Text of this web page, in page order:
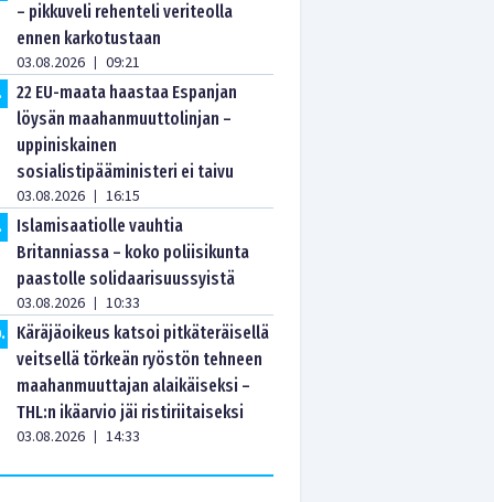
– pikkuveli rehenteli veriteolla
ennen karkotustaan
03.08.2026 | 09:21
22 EU-maata haastaa Espanjan
löysän maahanmuuttolinjan –
uppiniskainen
sosialistipääministeri ei taivu
03.08.2026 | 16:15
Islamisaatiolle vauhtia
Britanniassa – koko poliisikunta
paastolle solidaarisuussyistä
03.08.2026 | 10:33
.
Käräjäoikeus katsoi pitkäteräisellä
veitsellä törkeän ryöstön tehneen
maahanmuuttajan alaikäiseksi –
THL:n ikäarvio jäi ristiriitaiseksi
03.08.2026 | 14:33